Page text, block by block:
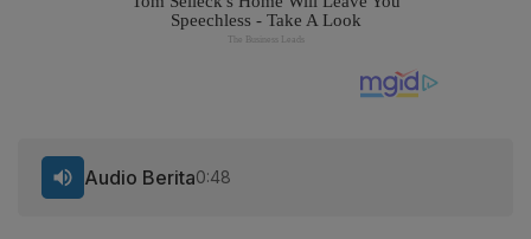
Audio Berita0:48